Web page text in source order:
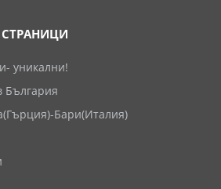
уникални!
България
Бари(Италия)